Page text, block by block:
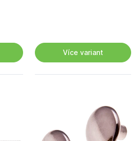
Více variant